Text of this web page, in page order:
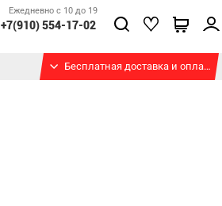
Ежедневно с 10 до 19
+7(910) 554-17-02
Бесплатная доставка и оплата при получении